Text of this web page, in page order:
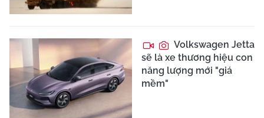
Volkswagen Jetta
sẽ là xe thương hiệu con
năng lượng mới "giá
mềm"